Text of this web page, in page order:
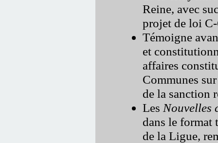
Reine, avec
projet de loi
Témoigne
et
affaires
Communes
de la sanction
Les Nouvelles
dans le
de la Ligue,